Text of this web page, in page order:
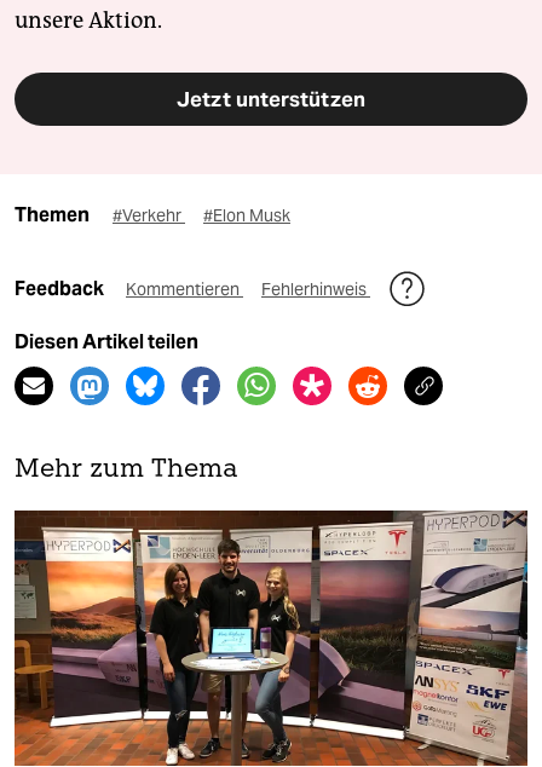
unsere Aktion.
Jetzt unterstützen
Themen #Verkehr #Elon Musk
Feedback Kommentieren Fehlerhinweis
Diesen Artikel teilen
Mehr zum Thema